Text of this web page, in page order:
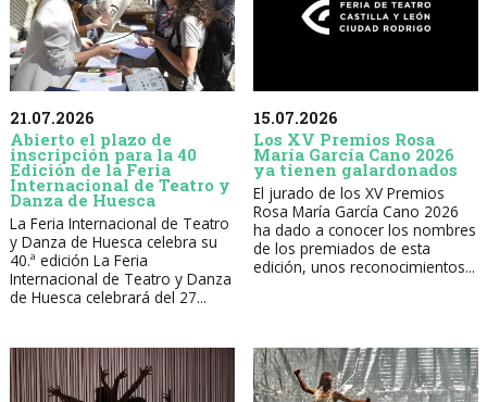
21.07.2026
Abierto el plazo de
inscripción para la 40
Edición de la Feria
Internacional de Teatro y
Danza de Huesca
La Feria Internacional de Teatro
y Danza de Huesca celebra su
40.ª edición La Feria
Internacional de Teatro y Danza
de Huesca celebrará del 27...
15.07.2026
Los XV Premios Rosa
María García Cano 2026
ya tienen galardonados
El jurado de los XV Premios
Rosa María García Cano 2026
ha dado a conocer los nombres
de los premiados de esta
edición, unos reconocimientos...